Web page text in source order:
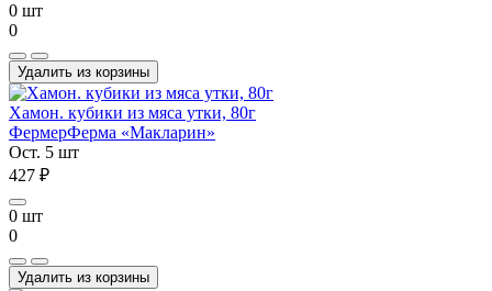
0 шт
0
Удалить из корзины
Хамон. кубики из мяса утки, 80г
ФермерФерма «Макларин»
Ост. 5 шт
427 ₽
0 шт
0
Удалить из корзины